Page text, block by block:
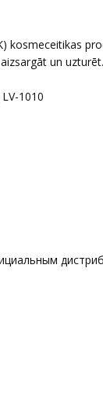
kosmeceitikas
un
LV-1010